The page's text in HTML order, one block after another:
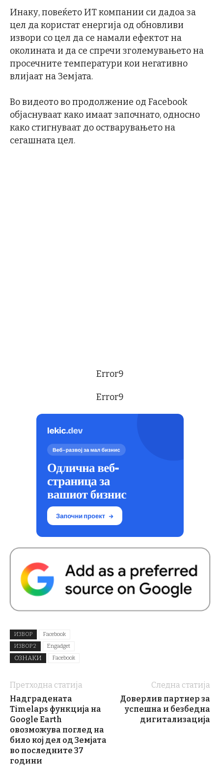
Инаку, повеќето ИТ компании си дадоа за
цел да користат енергија од обновливи
извори со цел да се намали ефектот на
околината и да се спречи зголемувањето на
просечните температури кои негативно
влијаат на Земјата.
Во видеото во продолжение од Facebook
објаснуваат како имаат започнато, односно
како стигнуваат до остварувањето на
сегашната цел.
Error9
Error9
ИЗВОР
Facebook
ИЗВОР 2
Engadget
ОЗНАКИ Facebook
Претходна статија
Надградената
Timelaps функција на
Google Earth
овозможува поглед на
било кој дел од Земјата
во последните 37
години
Следна статија
Доверлив партнер за
успешна и безбедна
дигитализација